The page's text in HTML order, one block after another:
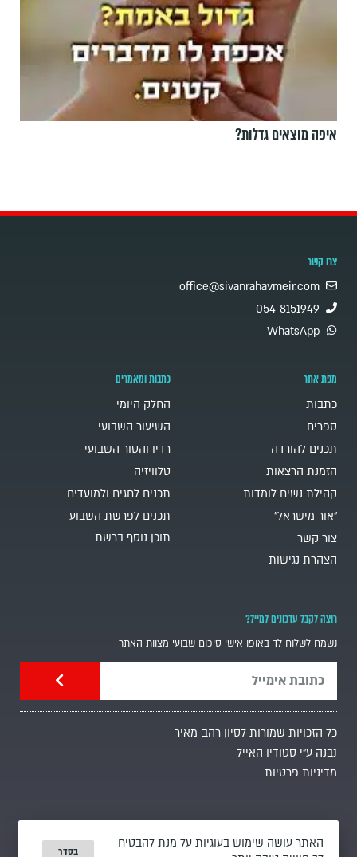
איפה מוצאים גדלות?
צרו קשר
office@sivanrahavmeir.com
054-8151949
WhatsApp
מפת אתר
כתבות
ספרים
תכנים להורדה
הזמנת הרצאות
קהילת נשים לומדות
"אור מישראל"
צור קשר
הצהרת נגישות
כתבות ומאמרים
החלק היומי
השיעור השבועי
רדיו והטור השבועי
טלוויזיה
תכנים לחגים ולמועדים
תכנים לפרשת השבוע
תוכן נוסף ברשת
רוצה לקבל עדכונים למייל?
נשמח לשלוח לך באופן אישי סיכום שבועי מצוות האתר
כל הזכויות שמורות לסיון רהב-מאיר
נבנה ע"י סטודיו האייל
מדיניות פרטיות
האתר עושה שימוש בעוגיות על מנת להבטיח
בסדר